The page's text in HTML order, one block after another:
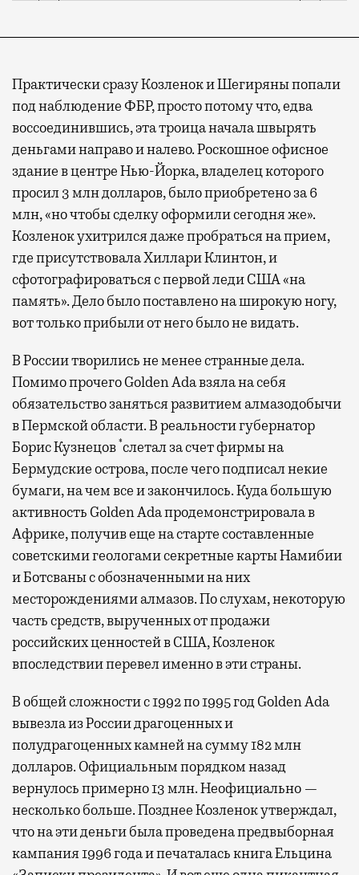
Практически сразу Козленок и Шегиряны попали
под наблюдение ФБР, просто потому что, едва
воссоединившись, эта троица начала швырять
деньгами направо и налево. Роскошное офисное
здание в центре Нью-Йорка, владелец которого
просил 3 млн долларов, было приобретено за 6
млн, «но чтобы сделку оформили сегодня же».
Козленок ухитрился даже пробраться на прием,
где присутствовала Хиллари Клинтон, и
сфотографироваться с первой леди США «на
память». Дело было поставлено на широкую ногу,
вот только прибыли от него было не видать.
В России творились не менее странные дела.
Помимо прочего Golden Ada взяла на себя
обязательство заняться развитием алмазодобычи
в Пермской области. В реальности губернатор
Борис Кузнецов*слетал за счет фирмы на
Бермудские острова, после чего подписал некие
бумаги, на чем все и закончилось. Куда большую
активность Golden Ada продемонстрировала в
Африке, получив еще на старте составленные
советскими геологами секретные карты Намибии
и Ботсваны с обозначенными на них
месторождениями алмазов. По слухам, некоторую
часть средств, вырученных от продажи
российских ценностей в США, Козленок
впоследствии перевел именно в эти страны.
В общей сложности с 1992 по 1995 год Golden Ada
вывезла из России драгоценных и
полудрагоценных камней на сумму 182 млн
долларов. Официальным порядком назад
вернулось примерно 13 млн. Неофициально —
несколько больше. Позднее Козленок утверждал,
что на эти деньги была проведена предвыборная
кампания 1996 года и печаталась книга Ельцина